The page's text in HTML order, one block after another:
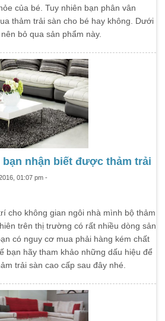
của bé. Tuy nhiên bạn phân vân
thảm trải sàn cho bé hay không. Dưới
bỏ qua sản phẩm này.
bạn nhận biết được thảm trải
01:07 pm -
cho không gian ngôi nhà mình bộ thảm
trên thị trường có rất nhiều dòng sản
có nguy cơ mua phải hàng kém chất
bạn hãy tham khảo những dấu hiệu để
trải sàn cao cấp sau đây nhé.